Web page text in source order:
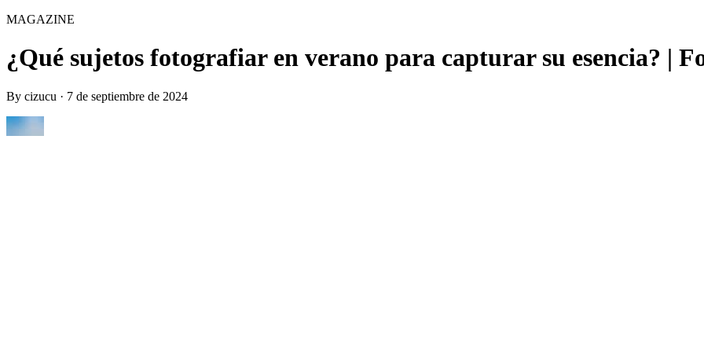
MAGAZINE
¿Qué sujetos fotografiar en verano para capturar su esencia? |
By cizucu · 7 de septiembre de 2024